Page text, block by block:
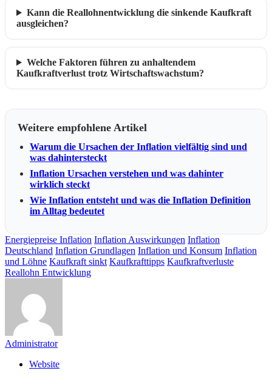
Kann die Reallohnentwicklung die sinkende Kaufkraft
ausgleichen?
Welche Faktoren führen zu anhaltendem
Kaufkraftverlust trotz Wirtschaftswachstum?
Weitere empfohlene Artikel
Warum die Ursachen der Inflation vielfältig sind und
was dahintersteckt
Inflation Ursachen verstehen und was dahinter
wirklich steckt
Wie Inflation entsteht und was die Inflation Definition
im Alltag bedeutet
Energiepreise Inflation Inflation Auswirkungen Inflation
Deutschland Inflation Grundlagen Inflation und Konsum Inflation
und Löhne Kaufkraft sinkt Kaufkrafttipps Kaufkraftverluste
Reallohn Entwicklung
Administrator
Website